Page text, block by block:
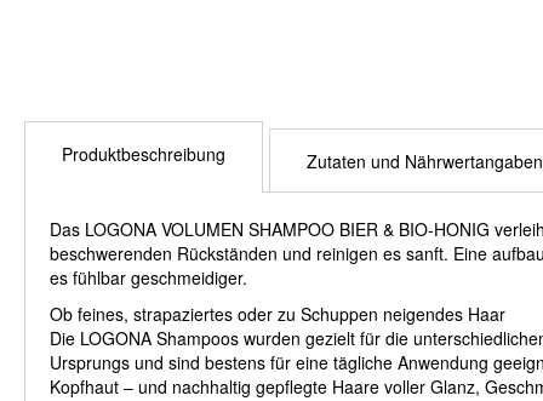
Produktbeschreibung
Das LOGONA VOLUMEN SHAMPOO BIER & BIO-HONIG
beschwerenden Rückständen und reinigen es sanft. Eine
es fühlbar geschmeidiger.
Ob feines, strapaziertes oder zu Schuppen neigendes Haar
Die LOGONA Shampoos wurden gezielt für die
Ursprungs und sind bestens für eine tägliche Anwendung
Kopfhaut – und nachhaltig gepflegte Haare voller Glanz,
Zutaten und Nährwertangaben